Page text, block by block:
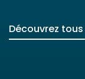
Découvrez